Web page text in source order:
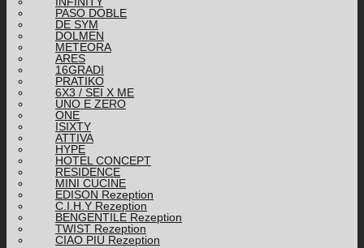
PASO DOBLE
DE SYM
DOLMEN
METEORA
ARES
16GRADI
PRATIKO
6X3 / SEI X ME
UNO E ZERO
ONE
ISIXTY
ATTIVA
HYPE
HOTEL CONCEPT
RESIDENCE
MINI CUCINE
EDISON Rezeption
C.I.H.Y Rezeption
BENGENTILE Rezeption
TWIST Rezeption
CIAO PIÙ Rezeption